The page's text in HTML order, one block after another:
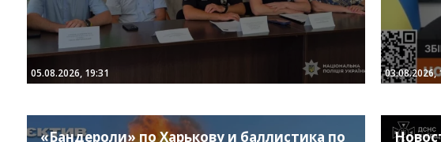
05.08.2026, 19:31 03.08.2026,
«Бандероли» по Харькову и баллистика по